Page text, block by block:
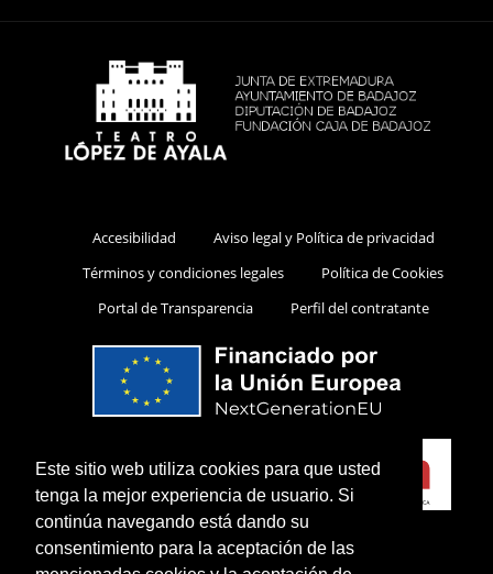
Este sitio web utiliza cookies para que usted
tenga la mejor experiencia de usuario. Si
continúa navegando está dando su
consentimiento para la aceptación de las
Accesibilidad
Aviso legal y Política de privacidad
Términos y condiciones legales
Política de Cookies
Portal de Transparencia
Perfil del contratante